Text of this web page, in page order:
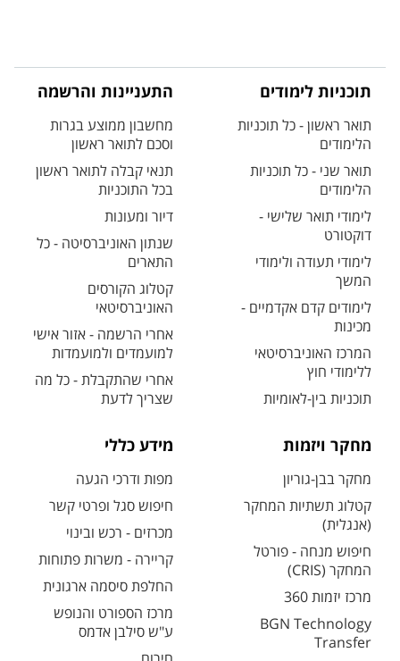
תוכניות לימודים
תואר ראשון - כל תוכניות
הלימודים
תואר שני - כל תוכניות
הלימודים
לימודי תואר שלישי -
דוקטורט
לימודי תעודה ולימודי
המשך
לימודים קדם אקדמיים -
מכינות
המרכז האוניברסיטאי
ללימודי חוץ
תוכניות בין-לאומיות
התעניינות והרשמה
מחשבון ממוצע בגרות
וסכם לתואר ראשון
תנאי קבלה לתואר ראשון
בכל התוכניות
דיור ומעונות
שנתון האוניברסיטה - כל
התארים
קטלוג הקורסים
האוניברסיטאי
אחרי הרשמה - אזור אישי
למועמדים ולמועמדות
אחרי שהתקבלת - כל מה
שצריך לדעת
מחקר ויזמות
מחקר בבן-גוריון
קטלוג תשתיות המחקר
(אנגלית)
חיפוש מנחה - פורטל
המחקר (CRIS)
מרכז יזמות 360
BGN Technology
Transfer
מידע כללי
מפות ודרכי הגעה
חיפוש סגל ופרטי קשר
מכרזים - רכש ובינוי
קריירה - משרות פתוחות
החלפת סיסמה ארגונית
מרכז הספורט והנופש
ע"ש סילבן אדמס